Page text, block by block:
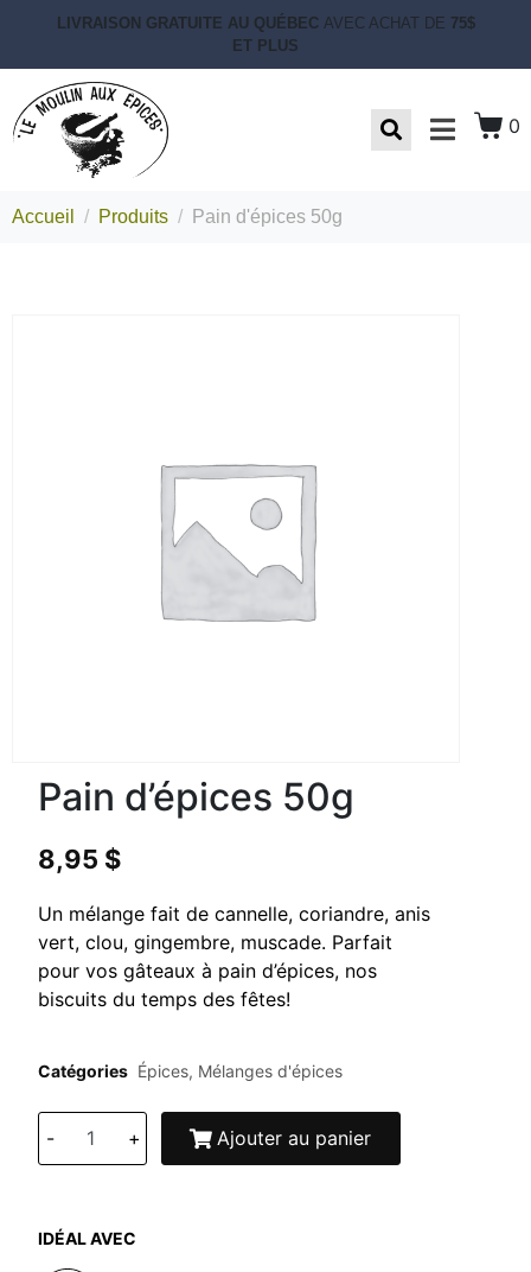
LIVRAISON GRATUITE AU QUÉBEC AVEC ACHAT DE 75$
ET PLUS
0
Accueil Produits Pain d'épices 50g
Pain d’épices 50g
8,95 $
Un mélange fait de cannelle, coriandre, anis
vert, clou, gingembre, muscade. Parfait
pour vos gâteaux à pain d’épices, nos
biscuits du temps des fêtes!
Catégories Épices, Mélanges d'épices
- + Ajouter au panier
IDÉAL AVEC